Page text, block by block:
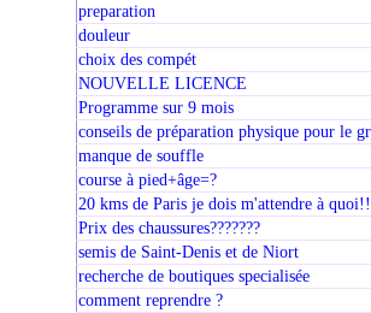
preparation
douleur
choix des compét
NOUVELLE LICENCE
Programme sur 9 mois
conseils de préparation physique pour le
manque de souffle
course à pied+âge=?
20 kms de Paris je dois m'attendre à quoi!!
Prix des chaussures???????
semis de Saint-Denis et de Niort
recherche de boutiques specialisée
comment reprendre ?